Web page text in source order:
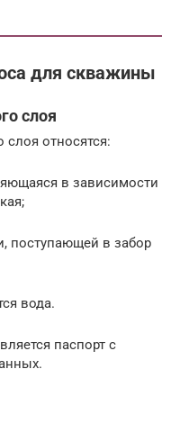
для скважины
слоя
слоя относятся:
в зависимости
поступающей в забор
вода.
паспорт с